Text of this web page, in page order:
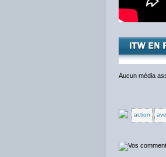
Aucun média
action